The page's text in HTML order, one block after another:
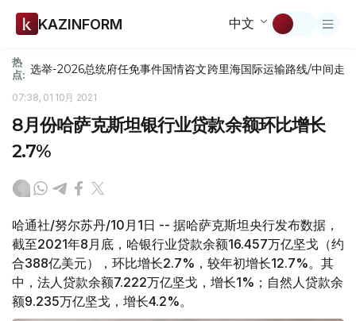
KAZINFORM 中文
热
点: 选举-2026总统府任免事件国情咨文跨里海国际运输路线/中间走廊
07:38, 01 10月 2021
8月份哈萨克斯坦银行业贷款余额环比增长
2.7%
哈通社/努尔苏丹/10月1日 -- 据哈萨克斯坦央行发布数据，
截至2021年8月底，哈银行业贷款余额16.457万亿坚戈（约
合388亿美元），环比增长2.7%，较年初增长12.7%。其
中，法人贷款余额7.222万亿坚戈，增长1%；自然人贷款余
额9.235万亿坚戈，增长4.2%。